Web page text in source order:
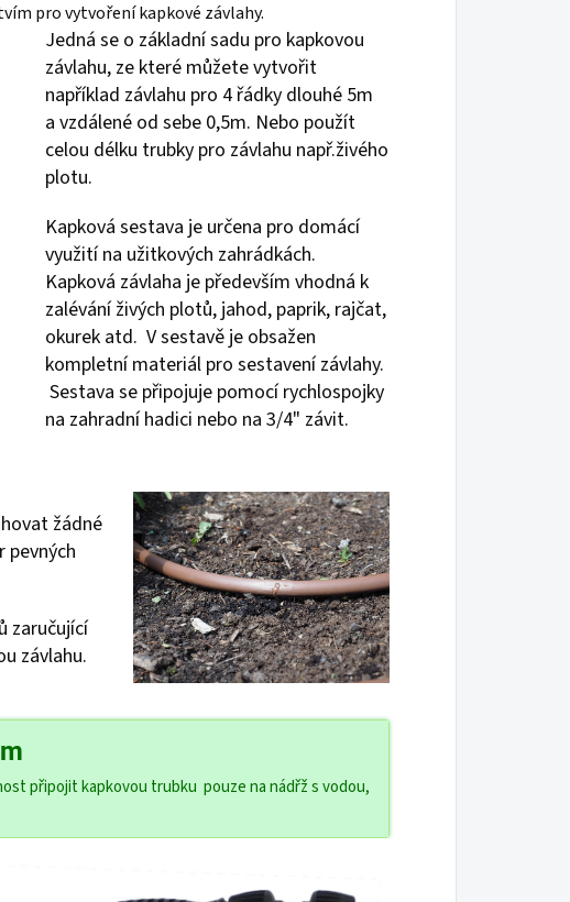
pro vytvoření kapkové závlahy.
Jedná se o základní sadu pro kapkovou
závlahu, ze které můžete vytvořit
například závlahu pro 4 řádky dlouhé 5m
a vzdálené od sebe 0,5m. Nebo použít
celou délku trubky pro závlahu např.živého
plotu.
Kapková sestava je určena pro domácí
využití na užitkových zahrádkách.
Kapková závlaha je především vhodná k
zalévání živých plotů, jahod, paprik, rajčat,
okurek atd. V sestavě je obsažen
kompletní materiál pro sestavení závlahy.
Sestava se připojuje pomocí rychlospojky
na zahradní hadici nebo na 3/4" závit.
žádné
pevných
zaručující
závlahu.
připojit kapkovou trubku pouze na nádřž s vodou,